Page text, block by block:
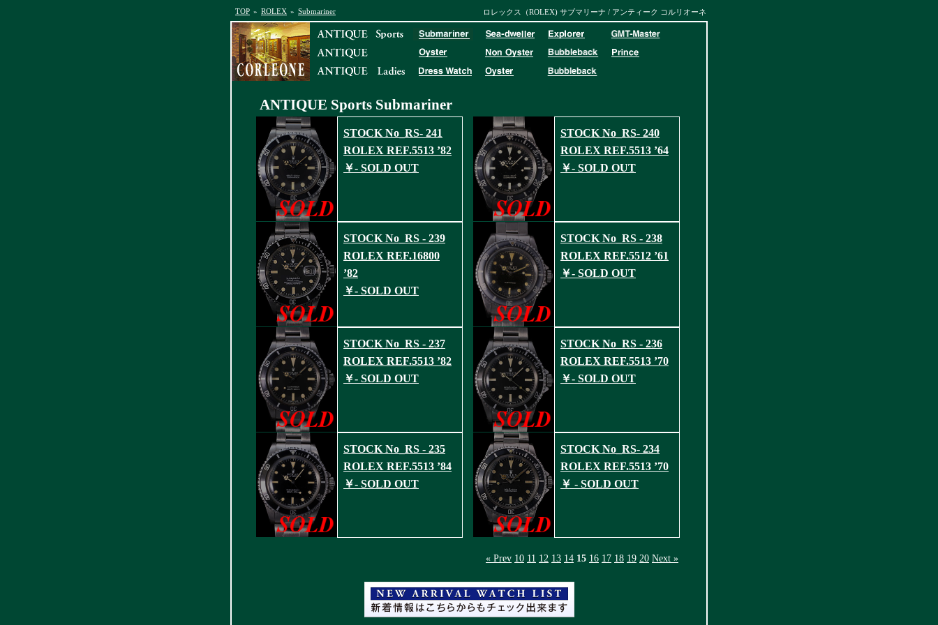
ロレックス（ROLEX) サブマリーナ / アンティーク コルリオーネ
TOP » ROLEX » Submariner
ANTIQUE Sports Submariner
STOCK No_RS- 241
ROLEX REF.5513 ’82
￥- SOLD OUT
STOCK No_RS- 240
ROLEX REF.5513 ’64
￥- SOLD OUT
STOCK No_RS - 239
ROLEX REF.16800
’82
￥- SOLD OUT
STOCK No_RS - 238
ROLEX REF.5512 ’61
￥- SOLD OUT
STOCK No_RS - 237
ROLEX REF.5513 ’82
￥- SOLD OUT
STOCK No_RS - 236
ROLEX REF.5513 ’70
￥- SOLD OUT
STOCK No_RS - 235
ROLEX REF.5513 ’84
￥- SOLD OUT
STOCK No_RS- 234
ROLEX REF.5513 ’70
￥ - SOLD OUT
« Prev 10 11 12 13 14 15 16 17 18 19 20 Next »